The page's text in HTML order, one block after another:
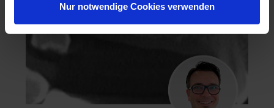
Nur notwendige Cookies verwenden